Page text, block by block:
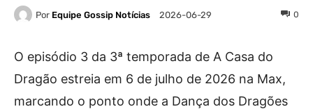
Por Equipe Gossip Notícias 2026-06-29 0
O episódio 3 da 3ª temporada de A Casa do
Dragão estreia em 6 de julho de 2026 na Max,
marcando o ponto onde a Dança dos Dragões